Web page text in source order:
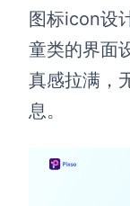
图标icon设
童类的界面
真感拉满，
息。